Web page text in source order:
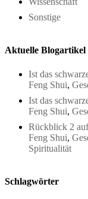
Sonstige
Aktuelle Blogartikel
Ist das
Feng Shui,
Ist das
Feng Shui,
Rückblick 2
Feng Shui,
Spiritualität
Schlagwörter